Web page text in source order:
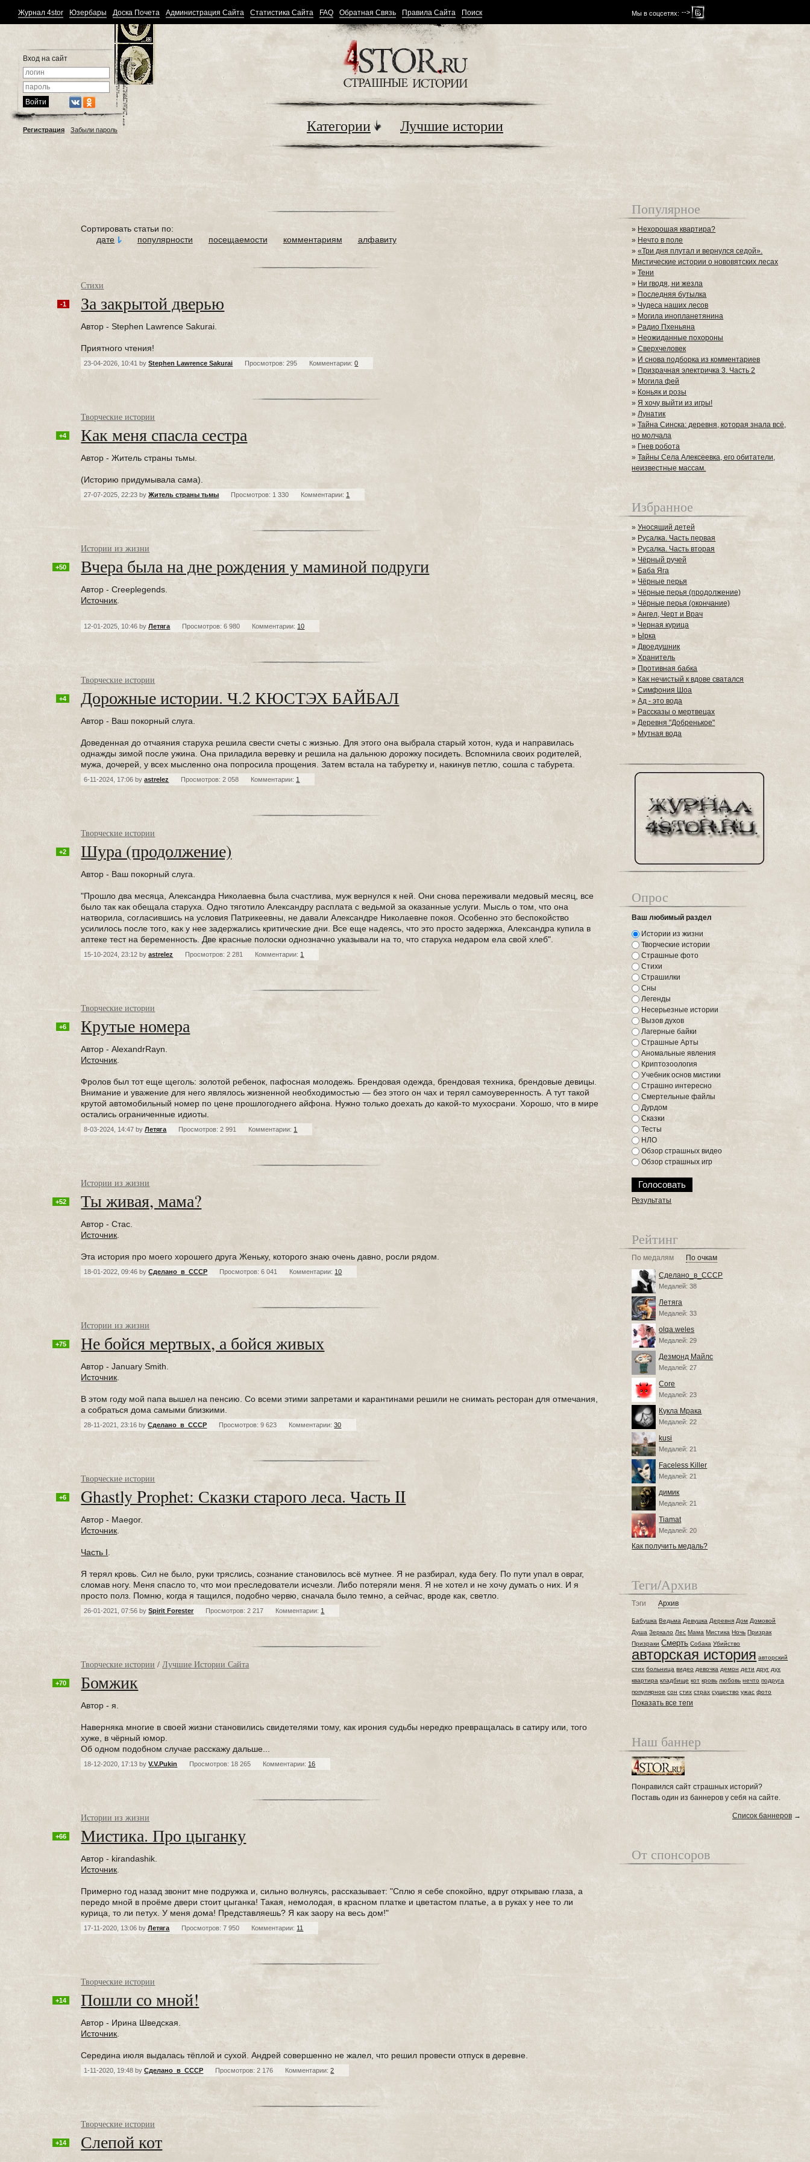
Мы в соцсетях: -->
Журнал 4stor Юзербары Доска Почета Администрация Сайта Статистика Сайта FAQ Обратная Связь Правила Сайта Поиск
Вход на сайт
Регистрация Забыли пароль Категории Лучшие истории
Сортировать статьи по:
дате
популярности посещаемости комментариям алфавиту
Стихи
За закрытой дверью
-1
Автор - Stephen Lawrence Sakurai.
Приятного чтения!
23-04-2026, 10:41 byStephen Lawrence Sakurai Просмотров: 295 Комментарии:0
Творческие истории
Как меня спасла сестра
+4
Автор - Житель страны тьмы.
(Историю придумывала сама).
27-07-2025, 22:23 byЖитель страны тьмы Просмотров: 1 330 Комментарии: 1
Истории из жизни
Вчера была на дне рождения у маминой подруги
+50
Автор - Creeplegends.
Источник
12-01-2025, 10:46 byЛетяга Просмотров: 6 980 Комментарии: 10
Творческие истории
Дорожные истории. Ч.2 КЮСТЭХ БАЙБАЛ
+4
Автор - Ваш покорный слуга.
Доведенная до отчаяния старуха решила свести счеты с жизнью. Для этого она выбрала старый хотон, куда и направилась
однажды зимой после ужина. Она приладила веревку и решила на дальнюю дорожку посидеть. Вспомнила своих родителей,
мужа, дочерей, у всех мысленно она попросила прощения. Затем встала на табуретку и, накинув петлю, сошла с табурета.
6-11-2024, 17:06 byastrelez Просмотров: 2 058 Комментарии: 1
Творческие истории
Шура (продолжение)
+2
Автор - Ваш покорный слуга.
"Прошло два месяца, Александра Николаевна была счастлива, муж вернулся к ней. Они снова переживали медовый месяц, все
было так как обещала старуха. Одно тяготило Александру расплата с ведьмой за оказанные услуги. Мысль о том, что она
натворила, согласившись на условия Патрикеевны, не давали Александре Николаевне покоя. Особенно это беспокойство
усилилось после того, как у нее задержались критические дни. Все еще надеясь, что это просто задержка, Александра купила в
аптеке тест на беременность. Две красные полоски однозначно указывали на то, что старуха недаром ела свой хлеб".
15-10-2024, 23:12 byastrelez Просмотров: 2 281 Комментарии: 1
Творческие истории
Крутые номера⁠⁠
+6
Автор - AlexandrRayn.
Источник
Фролов был тот еще щеголь: золотой ребенок, пафосная молодежь. Брендовая одежда, брендовая техника, брендовые девицы.
Внимание и уважение для него являлось жизненной необходимостью — без этого он чах и терял самоуверенность. А тут такой
крутой автомобильный номер по цене прошлогоднего айфона. Нужно только доехать до какой-то мухосрани. Хорошо, что в мире
остались ограниченные идиоты.
8-03-2024, 14:47 byЛетяга Просмотров: 2 991 Комментарии: 1
Истории из жизни
Ты живая, мама?
+52
Автор - Стас.
Источник
Эта история про моего хорошего друга Женьку, которого знаю очень давно, росли рядом.
18-01-2022, 09:46 byСделано_в_СССР Просмотров: 6 041 Комментарии: 10
Истории из жизни
Не бойся мертвых, а бойся живых
+75
Автор - January Smith.
Источник
В этом году мой папа вышел на пенсию. Со всеми этими запретами и карантинами решили не снимать ресторан для отмечания,
а собраться дома самыми близкими.
28-11-2021, 23:16 byСделано_в_СССР Просмотров: 9 623 Комментарии:30
Творческие истории
Ghastly Prophet: Сказки старого леса. Часть II
+6
Автор - Maegor.
Источник
Часть I
Я терял кровь. Сил не было, руки тряслись, сознание становилось всё мутнее. Я не разбирал, куда бегу. По пути упал в овраг,
сломав ногу. Меня спасло то, что мои преследователи исчезли. Либо потеряли меня. Я не хотел и не хочу думать о них. И я
просто полз. Помню, когда я тащился, подобно червю, сначала было темно, а сейчас, вроде как, светло.
26-01-2021, 07:56 bySpirit Forester Просмотров: 2 217 Комментарии: 1
Творческие истории /Лучшие Истории Сайта
Бомжик
+70
Автор - я.
Наверняка многие в своей жизни становились свидетелями тому, как ирония судьбы нередко превращалась в сатиру или, того
хуже, в чёрный юмор.
Об одном подобном случае расскажу дальше...
18-12-2020, 17:13 byV.V.Pukin Просмотров: 18 265 Комментарии: 16
Истории из жизни
Мистика. Про цыганку
+66
Автор - kirandashik.
Источник
Примерно год назад звонит мне подружка и, сильно волнуясь, рассказывает: "Сплю я себе спокойно, вдруг открываю глаза, а
передо мной в проёме двери стоит цыганка! Такая, немолодая, в красном платке и цветастом платье, а в руках у нее то ли
курица, то ли петух. У меня дома! Представляешь? Я как заору на весь дом!"
17-11-2020, 13:06 byЛетяга Просмотров: 7 950 Комментарии: 11
Творческие истории
Пошли со мной!
+14
Автор - Ирина Шведская.
Источник
Середина июля выдалась тёплой и сухой. Андрей совершенно не жалел, что решил провести отпуск в деревне.
1-11-2020, 19:48 byСделано_в_СССР Просмотров: 2 176 Комментарии:2
Творческие истории
Слепой кот
+14
Популярное
» Нехорошая квартира?
» Нечто в поле
»«Три дня плутал и вернулся седой».
Мистические истории о нововятских лесах
»Тени
» Ни гводя, ни жезла
» Последняя бутылка
» Чудеса наших лесов
» Могила инопланетянина
» Радио Пхеньяна
» Неожиданные похороны
»Сверхчеловек
» И снова подборка из комментариев
» Призрачная электричка 3. Часть 2
» Могила фей
» Коньяк и розы
»Я хочу выйти из игры!
»Лунатик
»Тайна Синска: деревня, которая знала всё,
но молчала
» Гнев робота
»Тайны Села Алексеевка, его обитатели,
неизвестные массам.
Избранное
»Уносящий детей
» Русалка. Часть первая
» Русалка. Часть вторая
» Чёрный ручей
» Баба Яга
»Чёрные перья
» Чёрные перья (продолжение)
» Чёрные перья (окончание)
»Ангел, Черт и Врач
» Черная курица
» Ырка
»Двоедушник
»Хранитель
» Противная бабка
» Как нечистый к вдове сватался
»Симфония Шоа
»Ад - это вода
» Рассказы о мертвецах
»Деревня "Добренькое"
» Мутная вода
Опрос
Ваш любимый раздел
Истории из жизни
Творческие истории
Страшные фото
Стихи
Страшилки
Сны
Легенды
Несерьезные истории
Вызов духов
Лагерные байки
Страшные Арты
Аномальные явления
Криптозоология
Учебник основ мистики
Страшно интересно
Смертельные файлы
Дурдом
Сказки
Тесты
НЛО
Обзор страшных видео
Обзор страшных игр
Результаты
Рейтинг
По медалям По очкам
Сделано_в_СССР
Медалей: 38
Летяга
Медалей: 33
olqa.weles
Медалей: 29
Дезмонд Майлс
Медалей: 27
Core
Медалей: 23
Кукла Мрака
Медалей: 22
kusi
Медалей: 21
Faceless Killer
Медалей: 21
димик
Медалей: 21
Tiamat
Медалей: 20
Как получить медаль?
Теги/Архив
Тэги Архив
Бабушка Ведьма Девушка Деревня Дом Домовой
Душа Зеркало Лес Мама Мистика Ночь Призрак
Призраки Смерть Собака Убийство
авторская история авторский
стих больница видео девочка демон дети друг дух
квартира кладбище кот кровь любовь нечто подруга
популярное сон стих страх существо ужас фото
Показать все теги
Наш баннер
Понравился сайт страшных историй?
Поставь один из баннеров у себя на сайте.
Список баннеров →
От спонсоров